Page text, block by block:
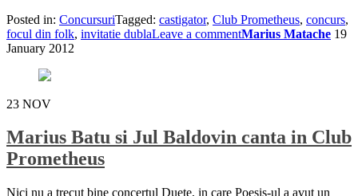
Posted in: ConcursuriTagged: castigator, Club Prometheus, concurs,
focul din folk, invitatie dublaLeave a commentMarius Matache 19
January 2012
23 NOV
Marius Batu si Jul Baldovin canta in Club
Prometheus
Nici nu a trecut bine concertul Duete, in care Poesis-ul a avut un